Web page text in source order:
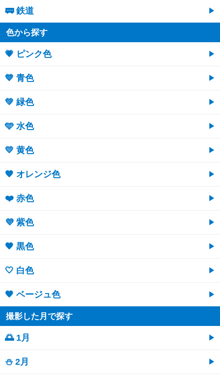
🚃 鉄道
色から探す
💗 ピンク色
💙 青色
💚 緑色
🩵 水色
💛 黄色
🧡 オレンジ色
❤️ 赤色
💜 紫色
🖤 黒色
🤍 白色
🤎 ベージュ色
撮影した月で探す
🌅 1月
⛄ 2月